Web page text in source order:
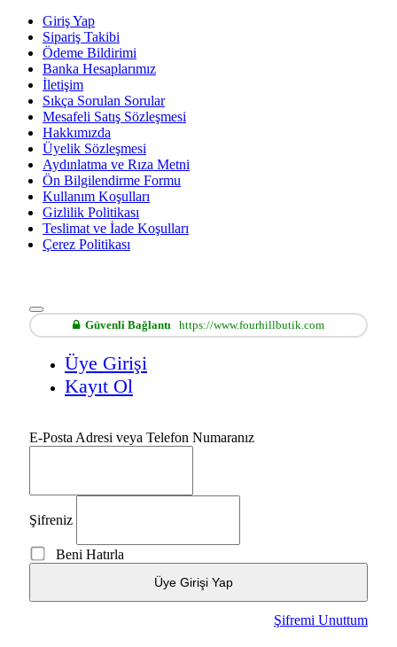
Giriş Yap
Sipariş Takibi
Ödeme Bildirimi
Banka Hesaplarımız
İletişim
Sıkça Sorulan Sorular
Mesafeli Satış Sözleşmesi
Hakkımızda
Üyelik Sözleşmesi
Aydınlatma ve Rıza Metni
Ön Bilgilendirme Formu
Kullanım Koşulları
Gizlilik Politikası
Teslimat ve İade Koşulları
Çerez Politikası
Güvenli Bağlantı https://www.fourhillbutik.com
Üye Girişi
Kayıt Ol
E-Posta Adresi veya Telefon Numaranız
Şifreniz
Beni Hatırla
Üye Girişi Yap
Şifremi Unuttum